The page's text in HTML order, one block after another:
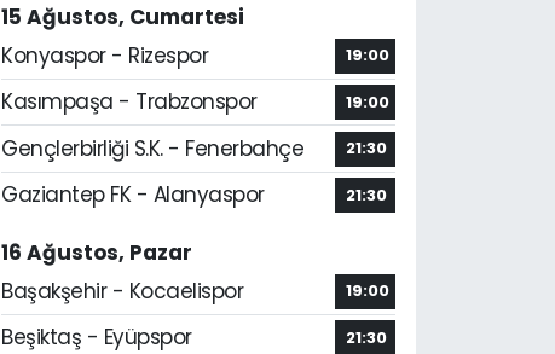
15 Ağustos, Cumartesi
Konyaspor - Rizespor
19:00
Kasımpaşa - Trabzonspor 19:00
Gençlerbirliği S.K. - Fenerbahçe 21:30
Gaziantep FK - Alanyaspor 21:30
16 Ağustos, Pazar
Başakşehir - Kocaelispor
19:00
Beşiktaş - Eyüpspor 21:30